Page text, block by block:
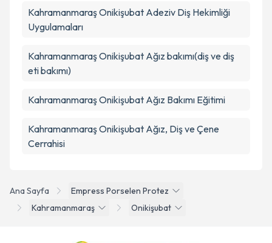
Ana Sayfa
Empress Porselen Protez
Kahramanmaraş
Onikişubat
Kahramanmaraş Onikişubat Adeziv Diş Hekimliği
Uygulamaları
Kahramanmaraş Onikişubat Ağız bakımı(diş ve diş
eti bakımı)
Kahramanmaraş Onikişubat Ağız Bakımı Eğitimi
Kahramanmaraş Onikişubat Ağız, Diş ve Çene
Cerrahisi